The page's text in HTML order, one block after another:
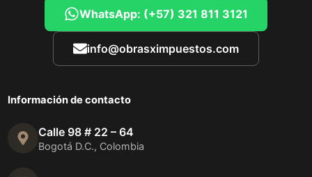
WhatsApp: (+57) 321 811 3121
info@obrasximpuestos.com
Información de contacto
Calle 98 # 22 – 64
Bogotá D.C., Colombia